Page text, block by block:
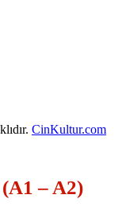
CinKultur.com
– A2)